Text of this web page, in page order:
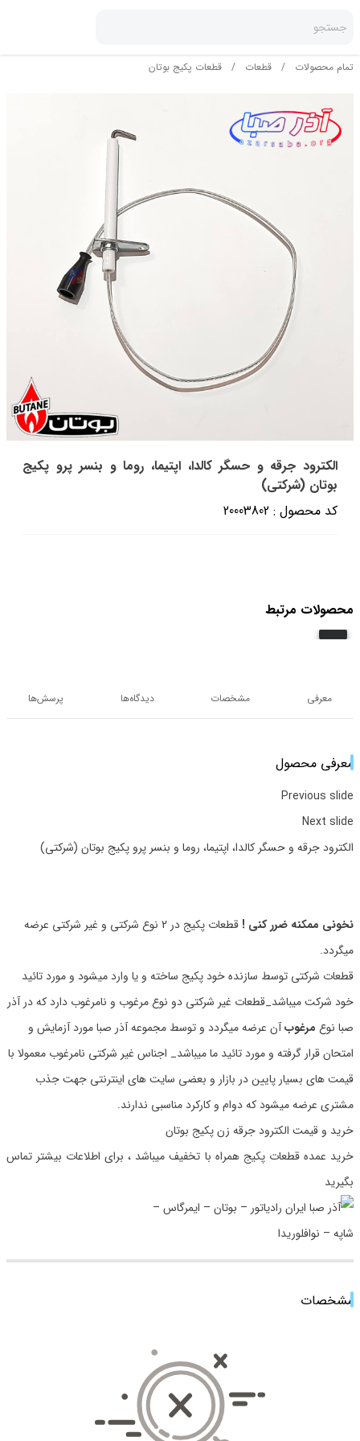
جستجو
تمام محصولات / قطعات / قطعات پکیج بوتان
الکترود جرقه و حسگر کالدا، اپتیما، روما و بنسر پرو پکیج
بوتان (شرکتی)
کد محصول : 20003802
محصولات مرتبط
معرفی مشخصات دیدگاه‌ها پرسش‌ها
معرفی محصول
Previous slide
Next slide
الکترود جرقه و حسگر کالدا، اپتیما، روما و بنسر پرو پکیج بوتان (شرکتی)
نخونی ممکنه ضرر کنی !
قطعات پکیج در 2 نوع شرکتی و غیر شرکتی عرضه
میگردد.
قطعات شرکتی توسط سازنده خود پکیج ساخته و یا وارد میشود و مورد تائید
خود شرکت میباشد_قطعات غیر شرکتی دو نوع مرغوب و نامرغوب دارد که در آذر
صبا نوع مرغوبآن عرضه میگردد و توسط مجموعه آذر صبا مورد آزمایش و
امتحان قرار گرفته و مورد تائید ما میباشد_ اجناس غیر شرکتی نامرغوب معمولا با
قیمت های بسیار پایین در بازار و بعضی سایت های اینترنتی جهت جذب
مشتری عرضه میشود که دوام و کارکرد مناسبی ندارند.
خرید و قیمت الکترود جرقه زن پکیج بوتان
خرید عمده قطعات پکیج همراه با تخفیف میباشد ، برای اطلاعات بیشتر تماس
بگیرید
مشخصات